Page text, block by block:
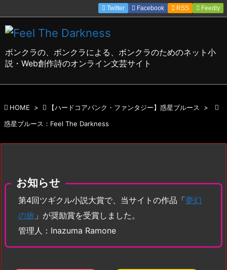
ボンクラの、ボンクラによる、ボンクラのためのネット小
説・Web創作詩のオンライン文芸サイト

サイド
次へ
Twitter Facebook  RSS Feedly
 HOME >  【ハードコアパンク・ファンタジー】惑星ブルース >

惑星ブルース：Feel The Darkness
お知らせ
第4回ツギクル小説大賞で、当サイトの作品「夢幻
の旅 」が奨励賞を受賞しました。
管理人：Inazuma Ramone